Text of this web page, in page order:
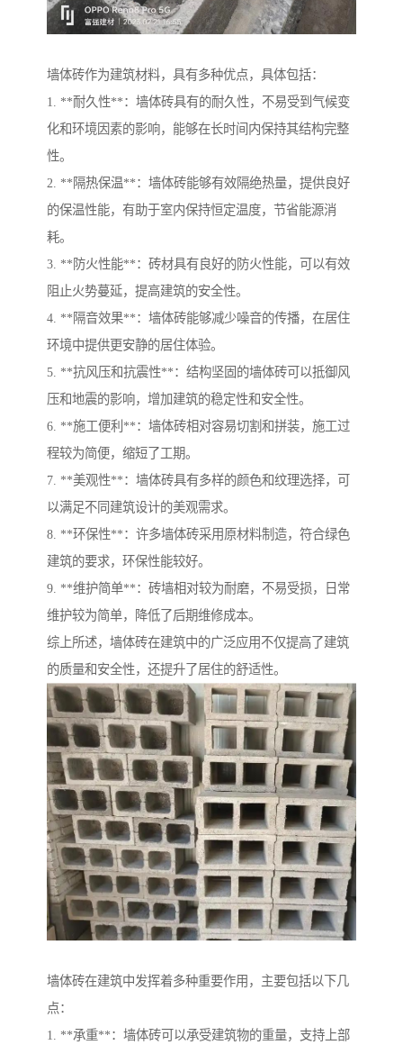
墙体砖作为建筑材料，具有多种优点，具体包括：
1. **耐久性**：墙体砖具有的耐久性，不易受到气候变
化和环境因素的影响，能够在长时间内保持其结构完整
性。
2. **隔热保温**：墙体砖能够有效隔绝热量，提供良好
的保温性能，有助于室内保持恒定温度，节省能源消
耗。
3. **防火性能**：砖材具有良好的防火性能，可以有效
阻止火势蔓延，提高建筑的安全性。
4. **隔音效果**：墙体砖能够减少噪音的传播，在居住
环境中提供更安静的居住体验。
5. **抗风压和抗震性**：结构坚固的墙体砖可以抵御风
压和地震的影响，增加建筑的稳定性和安全性。
6. **施工便利**：墙体砖相对容易切割和拼装，施工过
程较为简便，缩短了工期。
7. **美观性**：墙体砖具有多样的颜色和纹理选择，可
以满足不同建筑设计的美观需求。
8. **环保性**：许多墙体砖采用原材料制造，符合绿色
建筑的要求，环保性能较好。
9. **维护简单**：砖墙相对较为耐磨，不易受损，日常
维护较为简单，降低了后期维修成本。
综上所述，墙体砖在建筑中的广泛应用不仅提高了建筑
的质量和安全性，还提升了居住的舒适性。
墙体砖在建筑中发挥着多种重要作用，主要包括以下几
点：
1. **承重**：墙体砖可以承受建筑物的重量，支持上部